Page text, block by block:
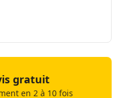
gratuit
en 2 à 10 fois